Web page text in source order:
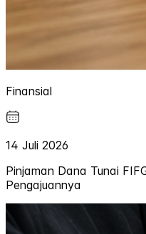
Finansial
14 Juli 2026
Pinjaman Dana Tunai
Pengajuannya